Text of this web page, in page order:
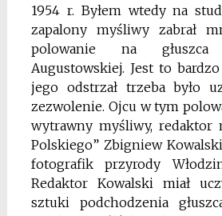
1954 r. Byłem wtedy na
zapalony myśliwy zabrał
polowanie na
Augustowskiej. Jest to
jego odstrzał trzeba było
zezwolenie. Ojcu w tym
wytrawny myśliwy, redaktor
Polskiego” Zbigniew
fotografik przyrody
Redaktor Kowalski miał
sztuki podchodzenia